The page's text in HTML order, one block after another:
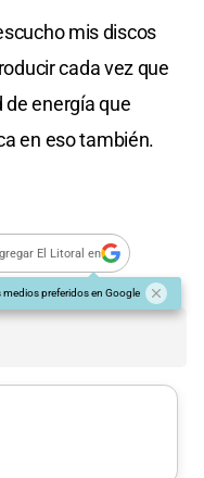
mis discos
cada vez que
de energía que
en eso también.
El Litoral en
medios preferidos en Google